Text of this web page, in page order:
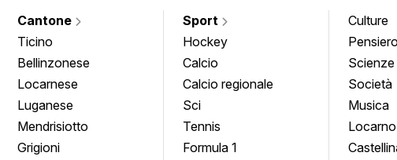
Cantone
Ticino
Bellinzonese
Locarnese
Luganese
Mendrisiotto
Grigioni
Sport
Hockey
Calcio
Calcio regionale
Sci
Tennis
Formula 1
Culture
Pensiero
Scienze
Società
Musica